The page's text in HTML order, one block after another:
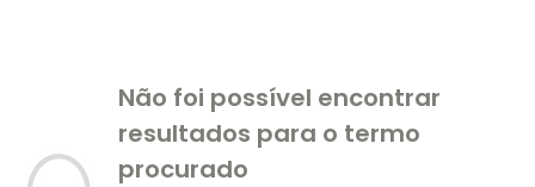
Não foi possível encontrar
resultados para o termo
procurado